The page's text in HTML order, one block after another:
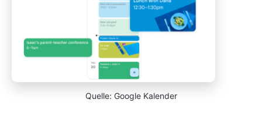
Quelle: Google Kalender